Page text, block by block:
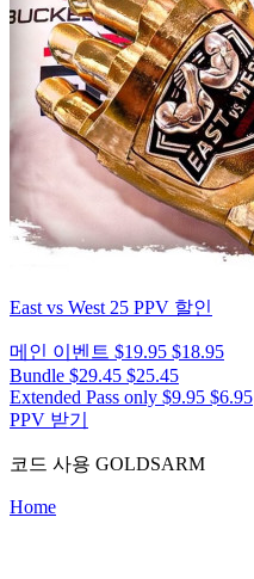
East vs West 25 PPV 할인
메인 이벤트 $19.95 $18.95
Bundle $29.45 $25.45
Extended Pass only $9.95 $6.95
PPV 받기
코드 사용 GOLDSARM
Home